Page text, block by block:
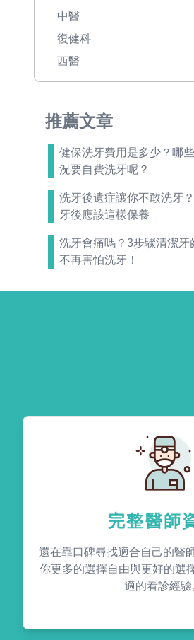
中醫
復健科
西醫
推薦文章
健保洗牙費用是多少？哪
況要自費洗牙呢？
洗牙後遺症讓你不敢洗牙
牙後應該這樣保養
洗牙會痛嗎？3步驟清潔牙
不再害怕洗牙！
完整醫師
還在靠口碑尋找適合自己的醫
你更多的選擇自由與更好的選
適的看診經驗